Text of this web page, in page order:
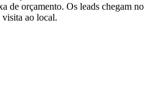
de orçamento. Os leads chegam no
ao local.